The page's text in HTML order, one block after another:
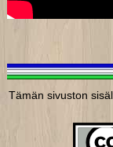
Tämän sivuston